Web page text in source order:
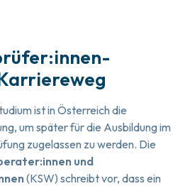
ist in Österreich die
um später für die Ausbildung im
zugelassen zu werden. Die
und
(KSW) schreibt vor, dass ein